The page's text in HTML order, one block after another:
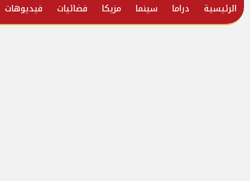
الرئيسية دراما سينما مزيكا فضائيات فيديوهات